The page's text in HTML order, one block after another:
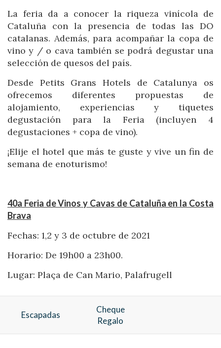
Gestionar mi reserva
Verificar localizador
La feria da a conocer la riqueza vinícola de
Cataluña con la presencia de todas las DO
catalanas. Además, para acompañar la copa de
vino y / o cava también se podrá degustar una
selección de quesos del país.
Desde Petits Grans Hotels de Catalunya os
ofrecemos diferentes propuestas de
alojamiento, experiencias y tiquetes
degustación para la Feria (incluyen 4
degustaciones + copa de vino).
¡Elije el hotel que más te guste y vive un fin de
semana de enoturismo!
40a Feria de Vinos y Cavas de Cataluña en la Costa
Brava
Fechas: 1,2 y 3 de octubre de 2021
Horario: De 19h00 a 23h00.
Lugar: Plaça de Can Mario, Palafrugell
Escapadas
Cheque
Regalo